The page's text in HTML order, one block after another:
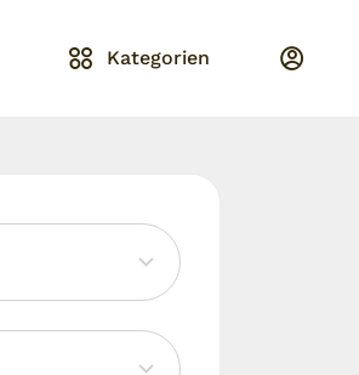
Kategorien